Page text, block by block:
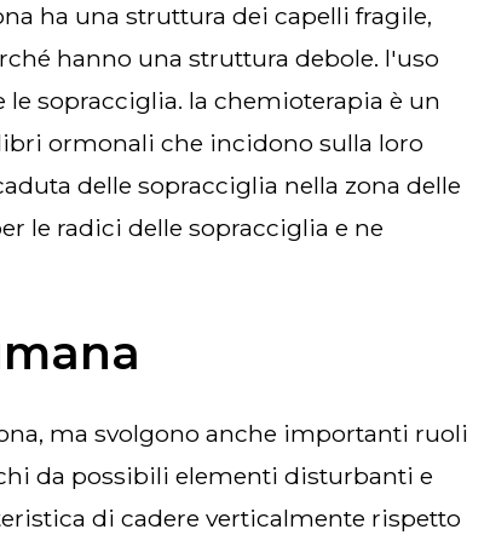
ha una struttura dei capelli fragile,
hanno una struttura debole. l'uso
sopracciglia. la chemioterapia è un
ormonali che incidono sulla loro
delle sopracciglia nella zona delle
le radici delle sopracciglia e ne
da possibili elementi disturbanti e
di cadere verticalmente rispetto